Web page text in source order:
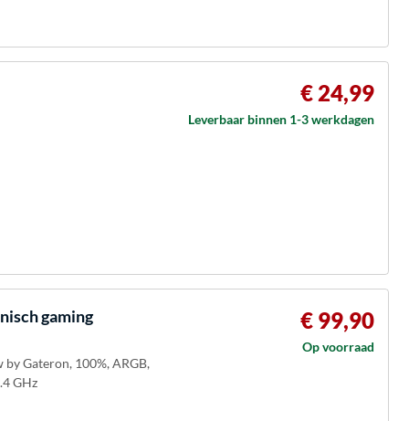
€ 24,99
Leverbaar binnen 1-3 werkdagen
gaming
Gateron, 100%, ARGB,
GHz
€ 99,90
Op voorraad